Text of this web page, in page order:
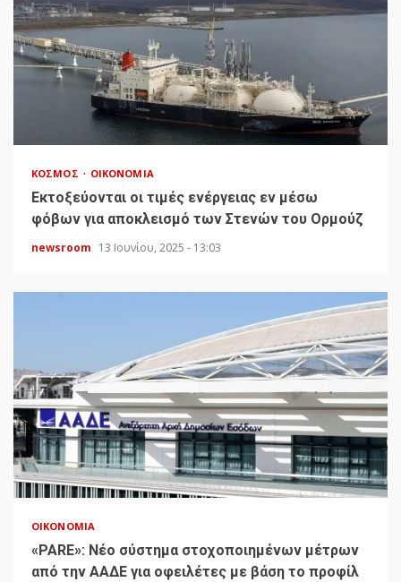
ΚΌΣΜΟΣ ΟΙΚΟΝΟΜΊΑ
Εκτοξεύονται οι τιμές ενέργειας εν μέσω
φόβων για αποκλεισμό των Στενών του Ορμούζ
newsroom 13 Ιουνίου, 2025 - 13:03
ΟΙΚΟΝΟΜΊΑ
«PARE»: Νέο σύστημα στοχοποιημένων μέτρων
από την ΑΑΔΕ για οφειλέτες με βάση το προφίλ